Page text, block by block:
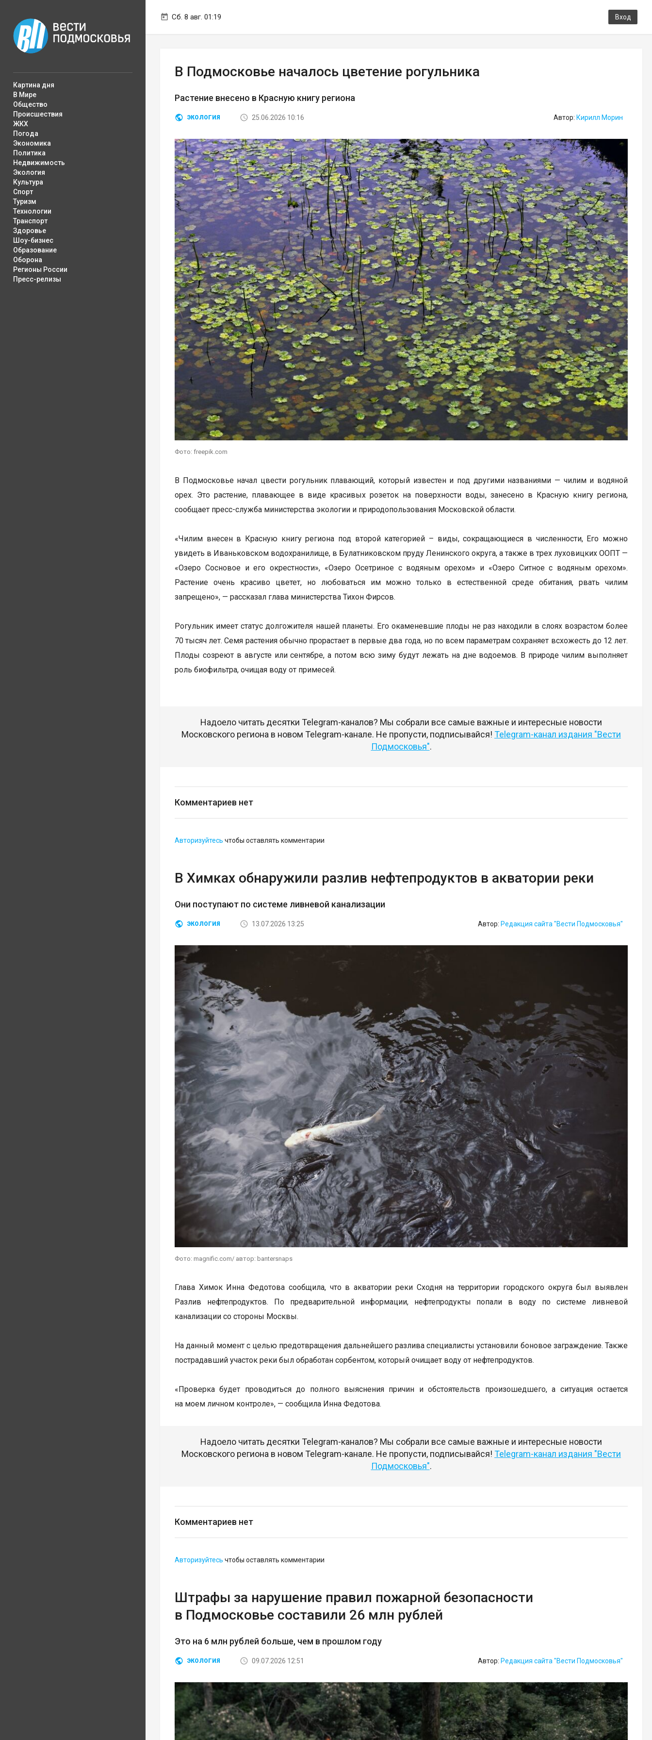
Сб. 8 авг. 01:19 Вход
Картина дня
В Мире
Общество
Происшествия
ЖКХ
Погода
Экономика
Политика
Недвижимость
Экология
Культура
Спорт
Туризм
Технологии
Транспорт
Здоровье
Шоу-бизнес
Образование
Оборона
Регионы России
Пресс-релизы
В Подмосковье началось цветение рогульника
Растение внесено в Красную книгу региона
ЭКОЛОГИЯ 25.06.2026 10:16 Автор: Кирилл Морин
Фото: freepik.com
В Подмосковье начал цвести рогульник плавающий, который известен и под другими названиями — чилим и водяной
орех. Это растение, плавающее в виде красивых розеток на поверхности воды, занесено в Красную книгу региона,
сообщает пресс-служба министерства экологии и природопользования Московской области.
«Чилим внесен в Красную книгу региона под второй категорией – виды, сокращающиеся в численности, Его можно
увидеть в Иваньковском водохранилище, в Булатниковском пруду Ленинского округа, а также в трех луховицких ООПТ —
«Озеро Сосновое и его окрестности», «Озеро Осетриное с водяным орехом» и «Озеро Ситное с водяным орехом».
Растение очень красиво цветет, но любоваться им можно только в естественной среде обитания, рвать чилим
запрещено», — рассказал глава министерства Тихон Фирсов.
Рогульник имеет статус долгожителя нашей планеты. Его окаменевшие плоды не раз находили в слоях возрастом более
70 тысяч лет. Семя растения обычно прорастает в первые два года, но по всем параметрам сохраняет всхожесть до 12 лет.
Плоды созреют в августе или сентябре, а потом всю зиму будут лежать на дне водоемов. В природе чилим выполняет
роль биофильтра, очищая воду от примесей.
Надоело читать десятки Telegram-каналов? Мы собрали все самые важные и интересные новости
Московского региона в новом Telegram-канале. Не пропусти, подписывайся! Telegram-канал издания "Вести
Подмосковья".
Комментариев нет
Авторизуйтесь чтобы оставлять комментарии
В Химках обнаружили разлив нефтепродуктов в акватории реки
Они поступают по системе ливневой канализации
ЭКОЛОГИЯ 13.07.2026 13:25 Автор: Редакция сайта "Вести Подмосковья"
Фото: magnific.com/ автор: bantersnaps
Глава Химок Инна Федотова сообщила, что в акватории реки Сходня на территории городского округа был выявлен
Разлив нефтепродуктов. По предварительной информации, нефтепродукты попали в воду по системе ливневой
канализации со стороны Москвы.
На данный момент с целью предотвращения дальнейшего разлива специалисты установили боновое заграждение. Также
пострадавший участок реки был обработан сорбентом, который очищает воду от нефтепродуктов.
«Проверка будет проводиться до полного выяснения причин и обстоятельств произошедшего, а ситуация остается
на моем личном контроле», — сообщила Инна Федотова.
Надоело читать десятки Telegram-каналов? Мы собрали все самые важные и интересные новости
Московского региона в новом Telegram-канале. Не пропусти, подписывайся! Telegram-канал издания "Вести
Подмосковья".
Комментариев нет
Авторизуйтесь чтобы оставлять комментарии
Штрафы за нарушение правил пожарной безопасности
в Подмосковье составили 26 млн рублей
Это на 6 млн рублей больше, чем в прошлом году
ЭКОЛОГИЯ 09.07.2026 12:51 Автор: Редакция сайта "Вести Подмосковья"